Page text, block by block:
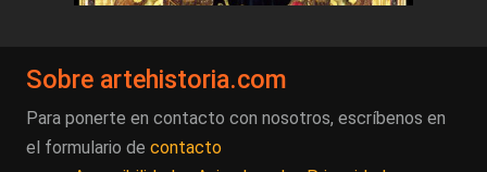
Sobre artehistoria.com
Para ponerte en contacto con nosotros, escríbenos en
el formulario de contacto